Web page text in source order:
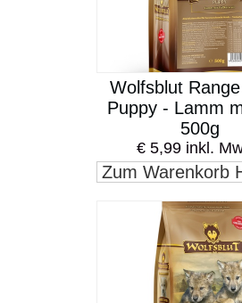
Wolfsblut
Puppy - Lamm
500g
€ 5,99 inkl.
Zum Warenkorb